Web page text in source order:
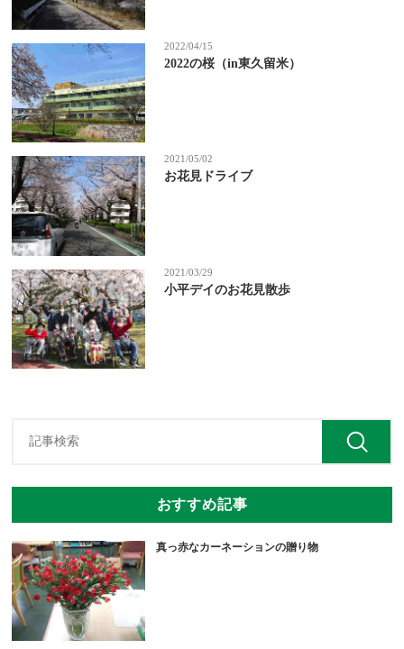
2022/04/15
2022の桜（in東久留米）
2021/05/02
お花見ドライブ
2021/03/29
小平デイのお花見散歩
おすすめ記事
真っ赤なカーネーションの贈り物